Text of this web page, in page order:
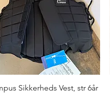
Hurtigvisning
Sikkerheds Vest, str 6år